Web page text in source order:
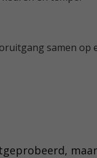
samen op